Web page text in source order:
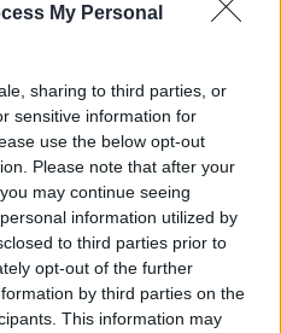
My Personal
sharing to third parties, or
sensitive information for
use the below opt-out
Please note that after your
may continue seeing
information utilized by
to third parties prior to
opt-out of the further
by third parties on the
This information may
Σερρών
Ξάνθη, σε επικοινωνία
επέμεναν πως
τους - Το νοσοκομείο